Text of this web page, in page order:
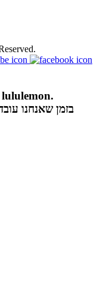
אנו מרעננים את חוויית הקנייה באתר lululemon.
בזמן שאנחנו